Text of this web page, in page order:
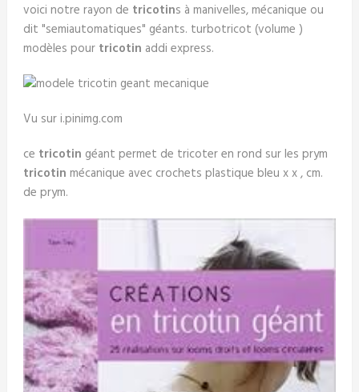
voici notre rayon de tricotins à manivelles, mécanique ou
dit "semiautomatiques" géants. turbotricot (volume )
modèles pour tricotin addi express.
Vu sur i.pinimg.com
ce tricotin géant permet de tricoter en rond sur les prym
tricotin mécanique avec crochets plastique bleu x x , cm.
de prym.